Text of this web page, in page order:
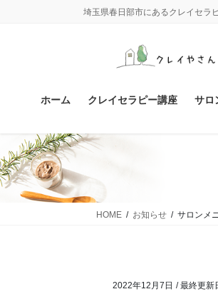
動
埼玉県春日部市にあるクレイセラ
ホーム クレイセラピー講座 サロ
HOME お知らせ サロンメ
2022年12月7日 / 最終更新